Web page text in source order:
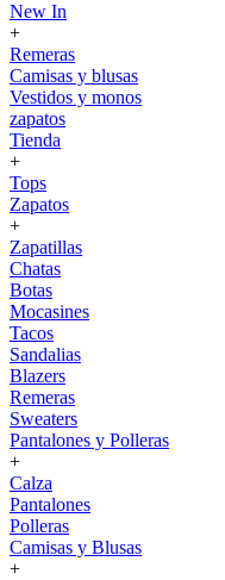
New In
+
Remeras
Camisas y blusas
Vestidos y monos
zapatos
Tienda
+
Tops
Zapatos
+
Zapatillas
Chatas
Botas
Mocasines
Tacos
Sandalias
Blazers
Remeras
Sweaters
Pantalones y Polleras
+
Calza
Pantalones
Polleras
Camisas y Blusas
+